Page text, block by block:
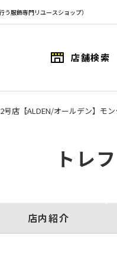
服飾専門リユースショップ）
店舗検索
号店 【ALDEN/オールデン】モ
トレ
店内紹介